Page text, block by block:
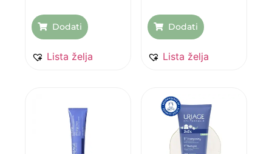
Dodati
Lista želja
Dodati
Lista želja